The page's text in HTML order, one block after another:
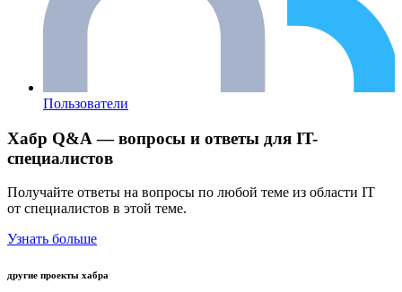
Пользователи
Хабр Q&A — вопросы и ответы для IT-
специалистов
Получайте ответы на вопросы по любой теме из области IT
от специалистов в этой теме.
Узнать больше
другие проекты хабра